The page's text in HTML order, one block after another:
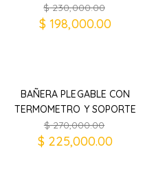
$230,000.00
$ 198,000.00
BAÑERA PLEGABLE CON
TERMOMETRO Y SOPORTE
$270,000.00
$225,000.00